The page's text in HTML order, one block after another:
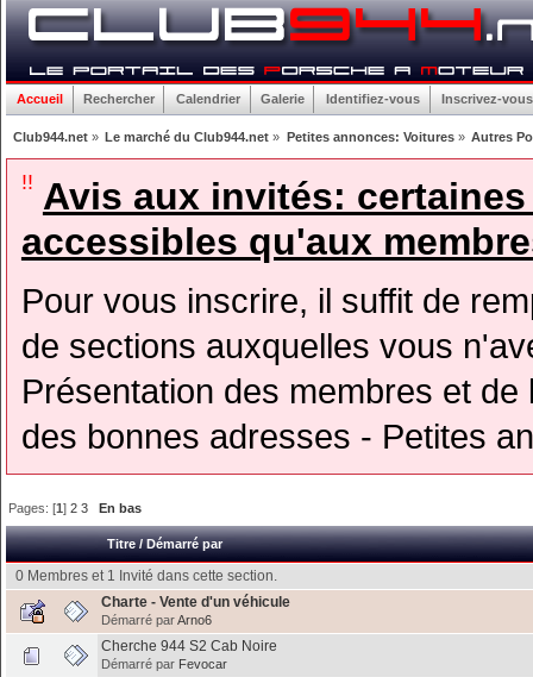
Accueil Rechercher Calendrier Galerie Identifiez-vous Inscrivez-vous
Club944.net» Le marché du Club944.net » Petites annonces: Voitures» Autres
!! Avis aux invités:
accessibles qu'aux
Pour vous inscrire, il suffit de
de sections auxquelles vous
Présentation des membres et
des bonnes adresses - Petites
Pages: [1]2 3 En bas
Titre/Démarré par
0 Membres et 1 Invité dans cette section.
Charte - Vente d'un véhicule
Démarré parArno6
Cherche 944 S2 Cab Noire
Démarré par Fevocar